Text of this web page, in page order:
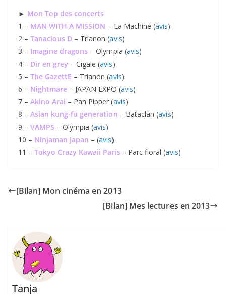
► Mon Top des concerts
1 – MAN WITH A MISSION – La Machine (avis)
2 – Tanacious D – Trianon (avis)
3 – Imagine dragons – Olympia (avis)
4 – Dir en grey – Cigale (avis)
5 – The GazettE – Trianon (avis)
6 – Nightmare – JAPAN EXPO (avis)
7 – Akino Arai – Pan Pipper (avis)
8 – Asian kung-fu generation – Bataclan (avis)
9 – VAMPS – Olympia (avis)
10 – Ninjaman Japan – (avis)
11 – Tokyo Crazy Kawaii Paris – Parc floral (avis)
[Bilan] Mon cinéma en 2013
[Bilan] Mes lectures en 2013
Tanja